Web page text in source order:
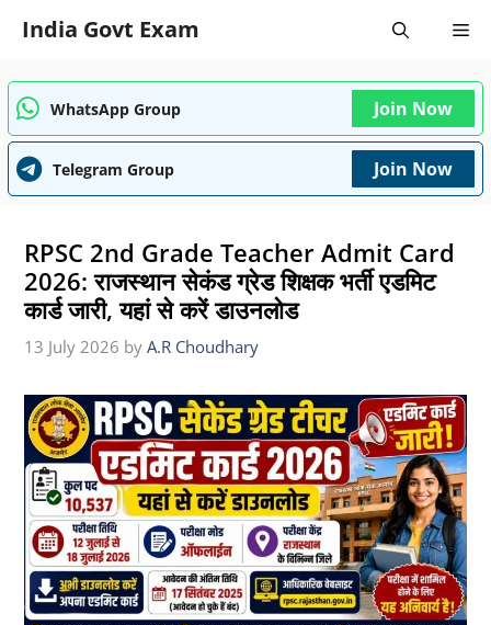
India Govt Exam
WhatsApp Group Join Now
Telegram Group Join Now
RPSC 2nd Grade Teacher Admit Card
2026: राजस्थान सेकंड ग्रेड शिक्षक भर्ती एडमिट
कार्ड जारी, यहां से करें डाउनलोड
13 July 2026 by A.R Choudhary